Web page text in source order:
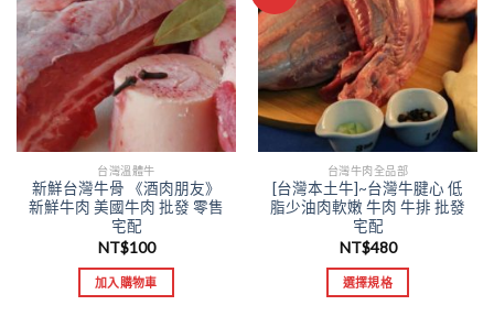
台灣溫體牛
新鮮台灣牛骨 《酒肉朋友》
新鮮牛肉 美國牛肉 批發 零售
宅配
NT$100
加入購物車
台灣牛肉全品部
[台灣本土牛]~台灣牛腱心 低
脂少油肉軟嫩 牛肉 牛排 批發
宅配
NT$480
選擇規格